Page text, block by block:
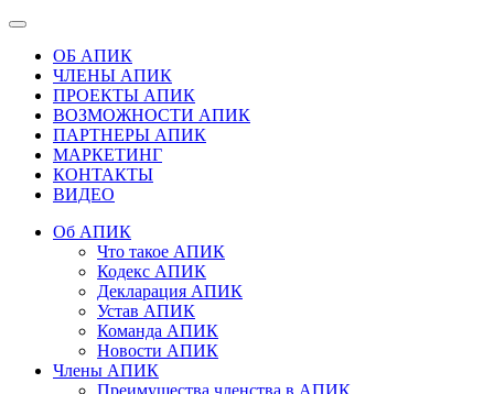
ОБ АПИК
ЧЛЕНЫ АПИК
ПРОЕКТЫ АПИК
ВОЗМОЖНОСТИ АПИК
ПАРТНЕРЫ АПИК
МАРКЕТИНГ
КОНТАКТЫ
ВИДЕО
Об АПИК
Что такое АПИК
Кодекс АПИК
Декларация АПИК
Устав АПИК
Команда АПИК
Новости АПИК
Члены АПИК
Преимущества членства в АПИК